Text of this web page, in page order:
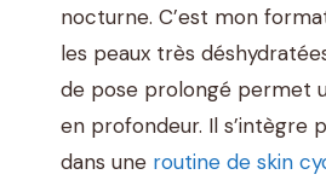
nocturne. C’est mon
les peaux très
de pose prolongé permet
en profondeur. Il s’intègre
dans une routine de skin